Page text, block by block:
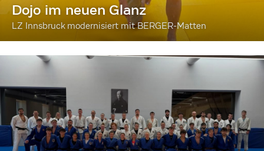
Dojo im neuen Glanz
LZ Innsbruck modernisiert mit BERGER-Matten